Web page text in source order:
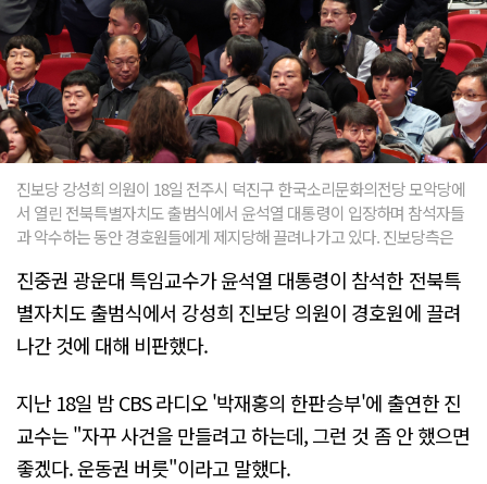
진보당 강성희 의원이 18일 전주시 덕진구 한국소리문화의전당 모악당에
서 열린 전북특별자치도 출범식에서 윤석열 대통령이 입장하며 참석자들
과 악수하는 동안 경호원들에게 제지당해 끌려나가고 있다. 진보당측은
진중권 광운대 특임교수가 윤석열 대통령이 참석한 전북특
별자치도 출범식에서 강성희 진보당 의원이 경호원에 끌려
나간 것에 대해 비판했다.
지난 18일 밤 CBS 라디오 '박재홍의 한판승부'에 출연한 진
교수는 "자꾸 사건을 만들려고 하는데, 그런 것 좀 안 했으면
좋겠다. 운동권 버릇"이라고 말했다.